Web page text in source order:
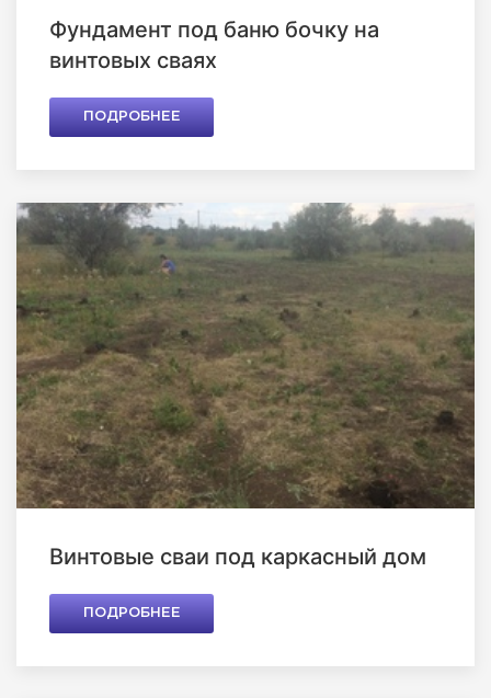
Фундамент под баню бочку на
винтовых сваях
ПОДРОБНЕЕ
Винтовые сваи под каркасный дом
ПОДРОБНЕЕ